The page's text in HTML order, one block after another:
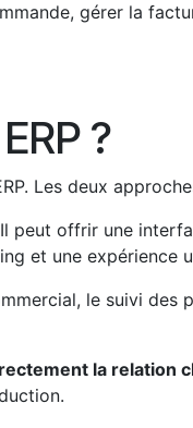
gérer la
?
Les deux
peut offrir une
et une expérience
le suivi des
la relation